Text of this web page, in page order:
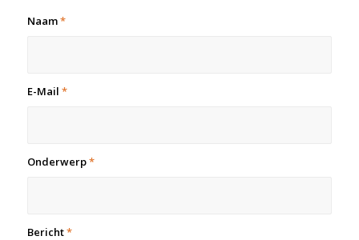
Naam*
E-Mail *
Onderwerp*
Bericht*